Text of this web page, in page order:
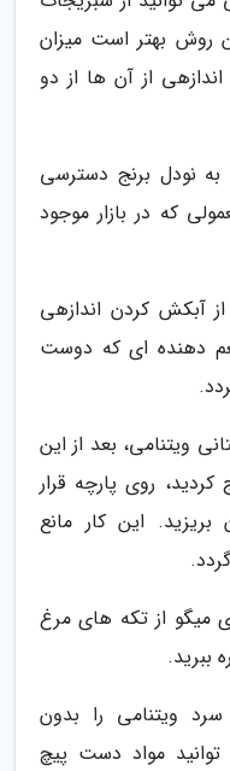
روش بهتر است میزان
از آن ها از دو
به نودل برنج دسترسی
که در بازار موجود
آبکش کردن اندازهی
دهنده ای که دوست
ویتنامی، بعد از این
روی پارچه قرار
این کار مانع
میگو از تکه های مرغ
ببرید.
ویتنامی را بدون
مواد دست پیچ